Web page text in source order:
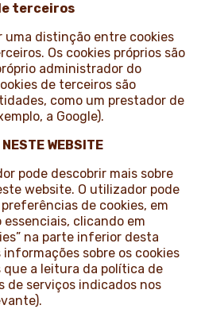
terceiros
uma distinção entre cookies
Os cookies próprios são
administrador do
de terceiros são
como um prestador de
a Google).
WEBSITE
pode descobrir mais sobre
website. O utilizador pode
de cookies, em
essenciais, clicando em
na parte inferior desta
sobre os cookies
a leitura da política de
de serviços indicados nos